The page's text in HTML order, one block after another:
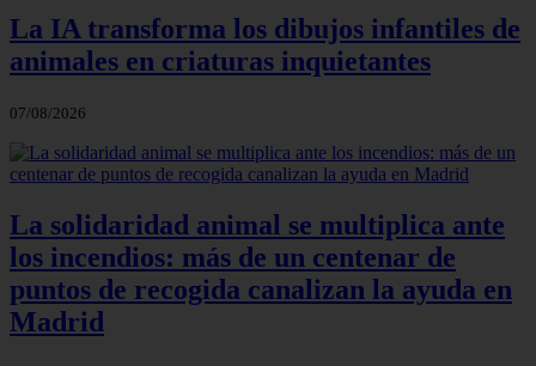
La IA transforma los dibujos infantiles de
animales en criaturas inquietantes
07/08/2026
La solidaridad animal se multiplica ante
los incendios: más de un centenar de
puntos de recogida canalizan la ayuda en
Madrid